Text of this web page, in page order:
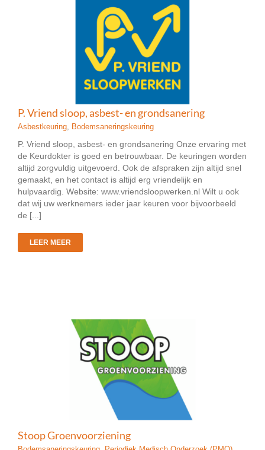
P. Vriend sloop, asbest- en grondsanering
Asbestkeuring, Bodemsaneringskeuring
P. Vriend sloop, asbest- en grondsanering Onze ervaring met
de Keurdokter is goed en betrouwbaar. De keuringen worden
altijd zorgvuldig uitgevoerd. Ook de afspraken zijn altijd snel
gemaakt, en het contact is altijd erg vriendelijk en
hulpvaardig. Website: www.vriendsloopwerken.nl Wilt u ook
dat wij uw werknemers ieder jaar keuren voor bijvoorbeeld
de [...]
LEER MEER
Stoop Groenvoorziening